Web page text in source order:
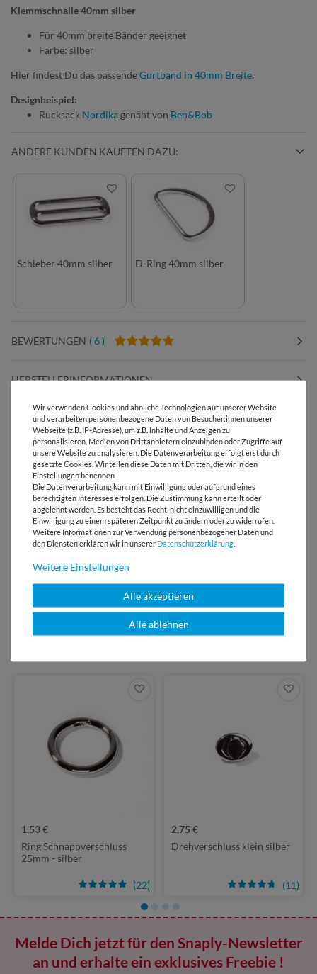
Klemmschnalle 40mm silber
Für 40mm breite Bänder geeignet
Farbe: silber
Hier findest Du das passendeGurtband in 40mm Breite.
Designbeispiel:
Rucksack Nordika genäht von Ben&Bob
ANDERE KUNDEN KAUFTEN DAZU:
Schieber 40mm silber D-Ring 40mm silber
BEWERTUNGEN ( 6 )
HERSTELLERINFORMATIONEN
Versandkostenfrei ab 60 € -
Lieferung mit DHL
E-Mail Kundenservice
Antwort in 24h
Über 98% positive
Bewertungen
Schnittmuster für Dich
(22)
1,53 €
Ring Schnappverschluss
25mm - silber
(11)
2,75 €
Drehverschluss klein silber
Melde Dich jetzt für den Snaply-Newsletter
an und erhalte ein exklusives Freebie !
Wir verwenden Cookies und ähnliche Technologien auf unserer Website
und verarbeiten personenbezogene Daten von Besucher:innen unserer
Webseite (z.B. IP-Adresse), um z.B. Inhalte und Anzeigen zu
personalisieren, Medien von Drittanbietern einzubinden oder Zugriffe auf
unsere Website zu analysieren. Die Datenverarbeitung erfolgt erst durch
gesetzte Cookies. Wir teilen diese Daten mit Dritten, die wir in den
Einstellungen benennen.
Die Datenverarbeitung kann mit Einwilligung oder aufgrund eines
berechtigten Interesses erfolgen. Die Zustimmung kann erteilt oder
abgelehnt werden. Es besteht das Recht, nicht einzuwilligen und die
Einwilligung zu einem späteren Zeitpunkt zu ändern oder zu widerrufen.
Weitere Informationen zur Verwendung personenbezogener Daten und
den Diensten erklären wir in unserer Daten­schutz­erklärung
Weitere Einstellungen
Alle akzeptieren
Alle ablehnen